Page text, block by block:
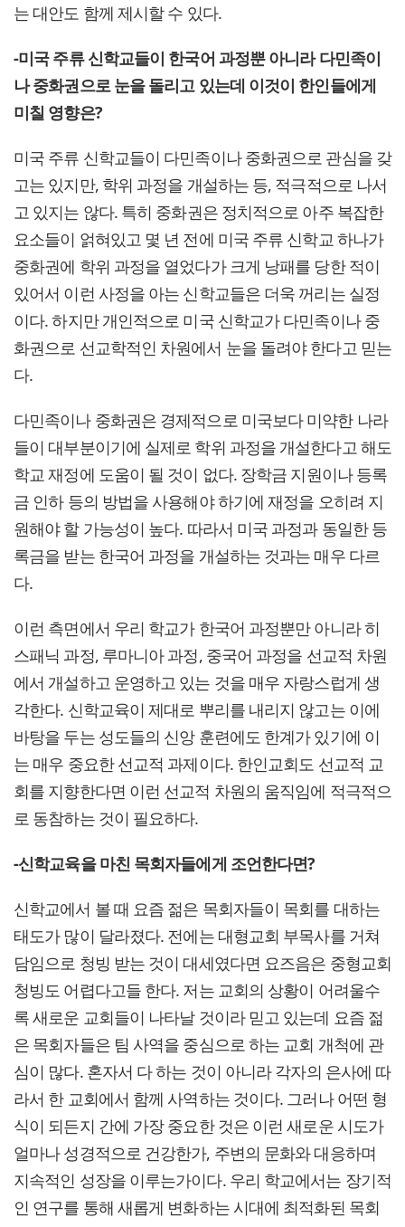
는 대안도 함께 제시할 수 있다.
-미국 주류 신학교들이 한국어 과정뿐 아니라 다민족이
나 중화권으로 눈을 돌리고 있는데 이것이 한인들에게
미칠 영향은?
미국 주류 신학교들이 다민족이나 중화권으로 관심을 갖
고는 있지만, 학위 과정을 개설하는 등, 적극적으로 나서
고 있지는 않다. 특히 중화권은 정치적으로 아주 복잡한
요소들이 얽혀있고 몇 년 전에 미국 주류 신학교 하나가
중화권에 학위 과정을 열었다가 크게 낭패를 당한 적이
있어서 이런 사정을 아는 신학교들은 더욱 꺼리는 실정
이다. 하지만 개인적으로 미국 신학교가 다민족이나 중
화권으로 선교학적인 차원에서 눈을 돌려야 한다고 믿는
다.
다민족이나 중화권은 경제적으로 미국보다 미약한 나라
들이 대부분이기에 실제로 학위 과정을 개설한다고 해도
학교 재정에 도움이 될 것이 없다. 장학금 지원이나 등록
금 인하 등의 방법을 사용해야 하기에 재정을 오히려 지
원해야 할 가능성이 높다. 따라서 미국 과정과 동일한 등
록금을 받는 한국어 과정을 개설하는 것과는 매우 다르
다.
이런 측면에서 우리 학교가 한국어 과정뿐만 아니라 히
스패닉 과정, 루마니아 과정, 중국어 과정을 선교적 차원
에서 개설하고 운영하고 있는 것을 매우 자랑스럽게 생
각한다. 신학교육이 제대로 뿌리를 내리지 않고는 이에
바탕을 두는 성도들의 신앙 훈련에도 한계가 있기에 이
는 매우 중요한 선교적 과제이다. 한인교회도 선교적 교
회를 지향한다면 이런 선교적 차원의 움직임에 적극적으
로 동참하는 것이 필요하다.
-신학교육을 마친 목회자들에게 조언한다면?
신학교에서 볼 때 요즘 젊은 목회자들이 목회를 대하는
태도가 많이 달라졌다. 전에는 대형교회 부목사를 거쳐
담임으로 청빙 받는 것이 대세였다면 요즈음은 중형교회
청빙도 어렵다고들 한다. 저는 교회의 상황이 어려울수
록 새로운 교회들이 나타날 것이라 믿고 있는데 요즘 젊
은 목회자들은 팀 사역을 중심으로 하는 교회 개척에 관
심이 많다. 혼자서 다 하는 것이 아니라 각자의 은사에 따
라서 한 교회에서 함께 사역하는 것이다. 그러나 어떤 형
식이 되든지 간에 가장 중요한 것은 이런 새로운 시도가
얼마나 성경적으로 건강한가, 주변의 문화와 대응하며
지속적인 성장을 이루는가이다. 우리 학교에서는 장기적
인 연구를 통해 새롭게 변화하는 시대에 최적화된 목회